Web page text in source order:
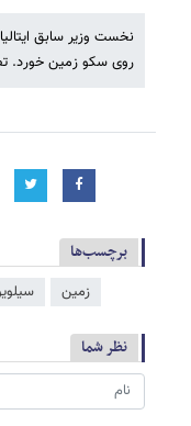
نخست وزیر سابق
روی سکو زمین خورد.
برچسب‌ها
زمین
نظر شما